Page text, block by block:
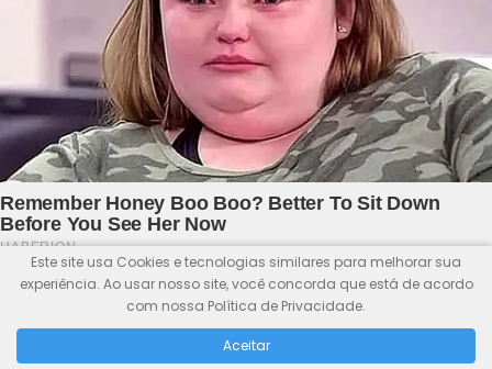
Este site usa Cookies e tecnologias similares para melhorar sua
experiência. Ao usar nosso site, você concorda que está de acordo
com nossa Política de Privacidade.
Aceitar